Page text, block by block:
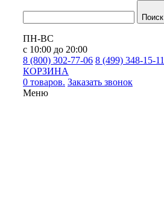
Поиск
ПН-ВС
с 10:00 до 20:00
8 (800) 302-77-06 8 (499) 348-15-11
КОРЗИНА
0 товаров. Заказать звонок
Меню